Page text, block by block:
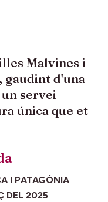
Malvines i
gaudint d'una
servei
única que et
I PATAGÒNIA
DEL 2025